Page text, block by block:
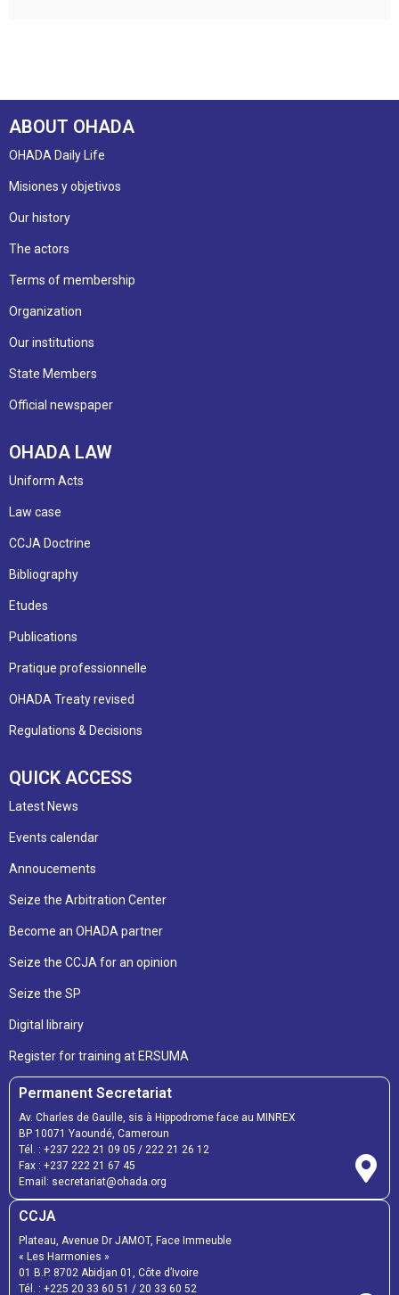
ABOUT OHADA
OHADA Daily Life
Misiones y objetivos
Our history
The actors
Terms of membership
Organization
Our institutions
State Members
Official newspaper
OHADA LAW
Uniform Acts
Law case
CCJA Doctrine
Bibliography
Etudes
Publications
Pratique professionnelle
OHADA Treaty revised
Regulations & Decisions
QUICK ACCESS
Latest News
Events calendar
Annoucements
Seize the Arbitration Center
Become an OHADA partner
Seize the CCJA for an opinion
Seize the SP
Digital librairy
Register for training at ERSUMA
Permanent Secretariat
Av. Charles de Gaulle, sis à Hippodrome face au MINREX
BP 10071 Yaoundé, Cameroun
Tél. : +237 222 21 09 05 / 222 21 26 12
Fax : +237 222 21 67 45
Email: secretariat@ohada.org
CCJA
Plateau, Avenue Dr JAMOT, Face Immeuble
« Les Harmonies »
01 B.P. 8702 Abidjan 01, Côte d’Ivoire
Tél. : +225 20 33 60 51 / 20 33 60 52